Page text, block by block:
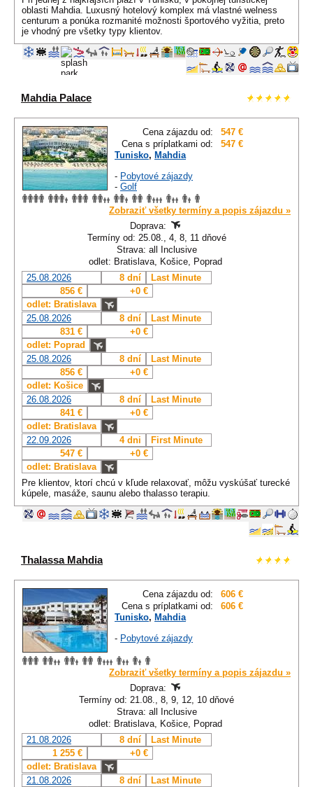
oblasti Mahdia. Luxusný hotelový komplex má vlastné welness
centurum a ponúka rozmanité možnosti športového vyžitia, preto
je vhodný pre všetky typy klientov.
Mahdia Palace
Cena zájazdu od:
547 €
Cena s príplatkami od:
547 €
Tunisko, Mahdia
- Pobytové zájazdy
- Golf
Zobraziť všetky termíny a popis zájazdu »
Doprava:
Termíny od: 25.08., 4, 8, 11 dňové
Strava: all Inclusive
odlet: Bratislava, Košice, Poprad
25.08.2026
8 dní
Last Minute
856 €
+0 €
odlet: Bratislava
25.08.2026
8 dní
Last Minute
831 €
+0 €
odlet: Poprad
25.08.2026
8 dní
Last Minute
856 €
+0 €
odlet: Košice
26.08.2026
8 dní
Last Minute
841 €
+0 €
odlet: Bratislava
22.09.2026
4 dni
First Minute
547 €
+0 €
odlet: Bratislava
Pre klientov, ktorí chcú v kľude relaxovať, môžu vyskúšať turecké
kúpele, masáže, saunu alebo thalasso terapiu.
Thalassa Mahdia
Cena zájazdu od:
606 €
Cena s príplatkami od:
606 €
Tunisko, Mahdia
- Pobytové zájazdy
Zobraziť všetky termíny a popis zájazdu »
Doprava:
Termíny od: 21.08., 8, 9, 12, 10 dňové
Strava: all Inclusive
odlet: Bratislava, Košice, Poprad
21.08.2026
8 dní
Last Minute
1 255 €
+0 €
odlet: Bratislava
21.08.2026
8 dní
Last Minute